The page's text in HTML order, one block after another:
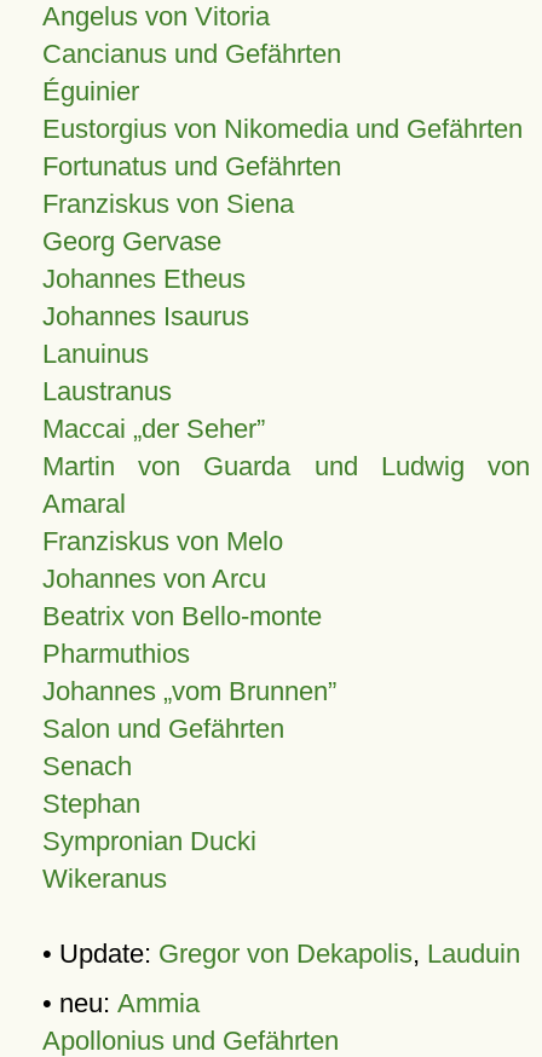
Angelus von Vitoria
Cancianus und Gefährten
Éguinier
Eustorgius von Nikomedia und Gefährten
Fortunatus und Gefährten
Franziskus von Siena
Georg Gervase
Johannes Etheus
Johannes Isaurus
Lanuinus
Laustranus
Maccai „der Seher”
Martin von Guarda und Ludwig von
Amaral
Franziskus von Melo
Johannes von Arcu
Beatrix von Bello-monte
Pharmuthios
Johannes vom Brunnen
Salon und Gefährten
Senach
Stephan
Sympronian Ducki
Wikeranus
• Update: Gregor von Dekapolis, Lauduin
• neu: Ammia
Apollonius und Gefährten